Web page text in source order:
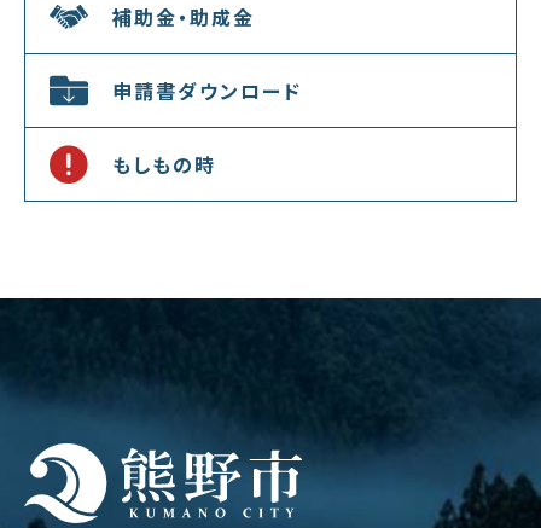
補助金・助成金
申請書ダウンロード
もしもの時